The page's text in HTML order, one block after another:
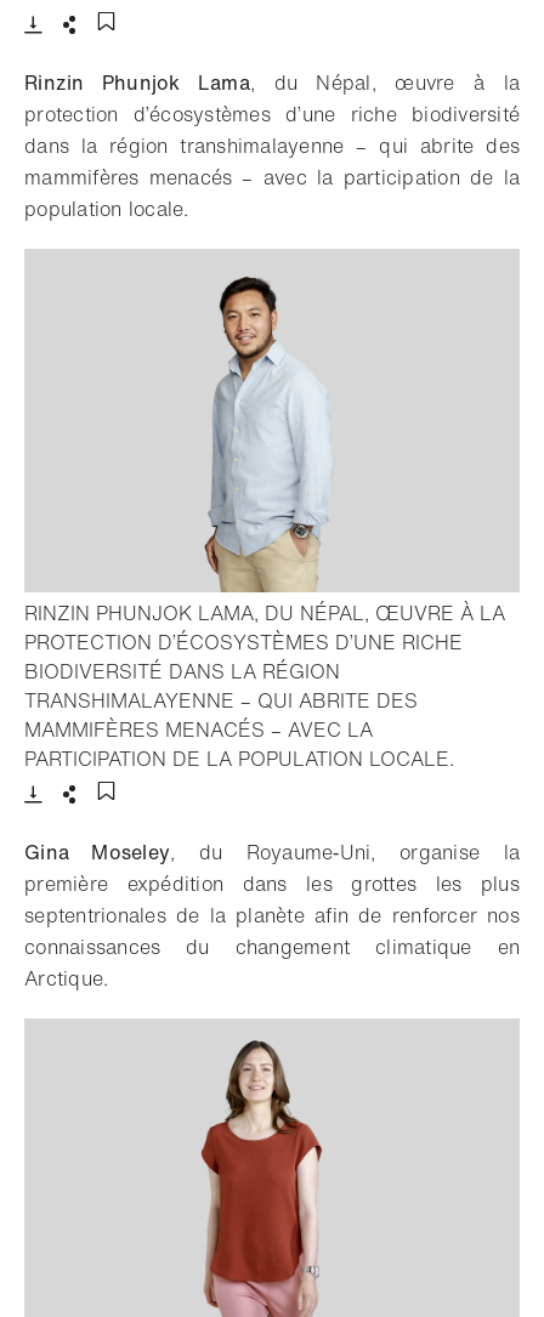
Rinzin Phunjok Lama, du Népal, œuvre à la
protection d’écosystèmes d’une riche biodiversité
dans la région transhimalayenne – qui abrite des
mammifères menacés – avec la participation de la
population locale.
RINZIN PHUNJOK LAMA, DU NÉPAL, ŒUVRE À LA
PROTECTION D’ÉCOSYSTÈMES D’UNE RICHE
BIODIVERSITÉ DANS LA RÉGION
TRANSHIMALAYENNE – QUI ABRITE DES
MAMMIFÈRES MENACÉS – AVEC LA
PARTICIPATION DE LA POPULATION LOCALE.
Gina Moseley, du Royaume‑Uni, organise la
première expédition dans les grottes les plus
septentrionales de la planète afin de renforcer nos
connaissances du changement climatique en
Arctique.